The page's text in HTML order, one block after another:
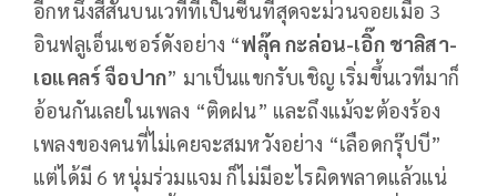
อีกหนึ่งสีสันบนเวทีที่เป็นซีนที่สุดจะม่วนจอยเมื่อ 3
อินฟลูเอ็นเซอร์ดังอย่าง “ฟลุ๊ค กะล่อน-เอิ๊ก ชาลิสา-
เอแคลร์ จือปาก” มาเป็นแขกรับเชิญ เริ่มขึ้นเวทีมาก็
อ้อนกันเลยในเพลง “ติดฝน” และถึงแม้จะต้องร้อง
เพลงของคนที่ไม่เคยจะสมหวังอย่าง “เลือดกรุ๊ปบี”
แต่ได้มี 6 หนุ่มร่วมแจม ก็ไม่มีอะไรผิดพลาดแล้วแน่